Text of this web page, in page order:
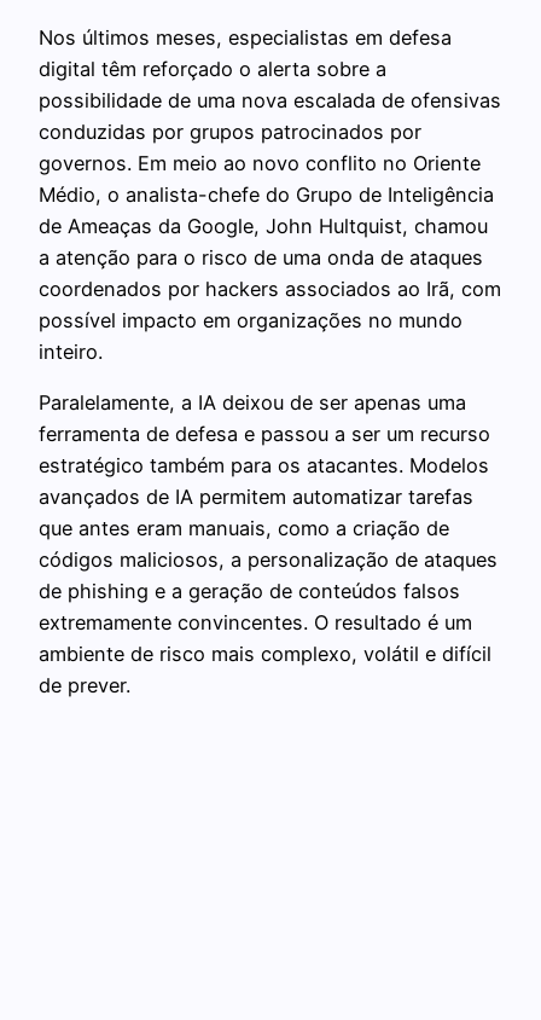
Nos últimos meses, especialistas em defesa
digital têm reforçado o alerta sobre a
possibilidade de uma nova escalada de ofensivas
conduzidas por grupos patrocinados por
governos. Em meio ao novo conflito no Oriente
Médio, o analista-chefe do Grupo de Inteligência
de Ameaças da Google, John Hultquist, chamou
a atenção para o risco de uma onda de ataques
coordenados por hackers associados ao Irã, com
possível impacto em organizações no mundo
inteiro.
Paralelamente, a IA deixou de ser apenas uma
ferramenta de defesa e passou a ser um recurso
estratégico também para os atacantes. Modelos
avançados de IA permitem automatizar tarefas
que antes eram manuais, como a criação de
códigos maliciosos, a personalização de ataques
de phishing e a geração de conteúdos falsos
extremamente convincentes. O resultado é um
ambiente de risco mais complexo, volátil e difícil
de prever.